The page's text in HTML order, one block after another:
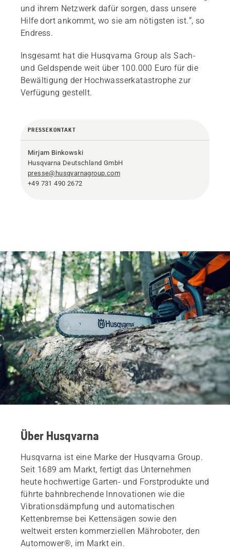
und ihrem Netzwerk dafür sorgen, dass unsere
Hilfe dort ankommt, wo sie am nötigsten ist.“, so
Endress.
Insgesamt hat die Husqvarna Group als Sach-
und Geldspende weit über 100.000 Euro für die
Bewältigung der Hochwasserkatastrophe zur
Verfügung gestellt.
PRESSEKONTAKT
Mirjam Binkowski
Husqvarna Deutschland GmbH
presse@husqvarnagroup.com
+49 731 490 2672
Über Husqvarna
Husqvarna ist eine Marke der Husqvarna Group.
Seit 1689 am Markt, fertigt das Unternehmen
heute hochwertige Garten- und Forstprodukte und
führte bahnbrechende Innovationen wie die
Vibrationsdämpfung und automatischen
Kettenbremse bei Kettensägen sowie den
weltweit ersten kommerziellen Mähroboter, den
Automower®, im Markt ein.